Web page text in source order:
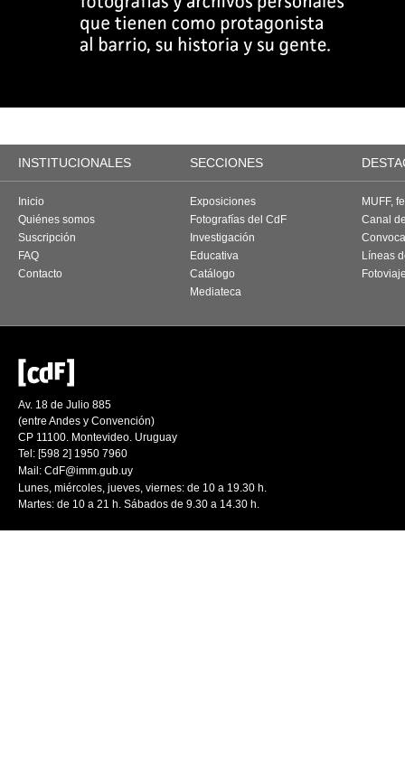
INSTITUCIONALES SECCIONES
Inicio
Quiénes somos
Suscripción
FAQ
Contacto
Exposiciones
Fotografías del CdF
Investigación
Educativa
Catálogo
Mediateca
MUFF,
Canal
Líneas
Av. 18 de Julio 885
(entre Andes y Convención)
CP 11100. Montevideo. Uruguay
Tel: [598 2] 1950 7960
Mail: CdF@imm.gub.uy
Lunes, miércoles, jueves, viernes: de 10 a 19.30 h.
Martes: de 10 a 21 h. Sábados de 9.30 a 14.30 h.